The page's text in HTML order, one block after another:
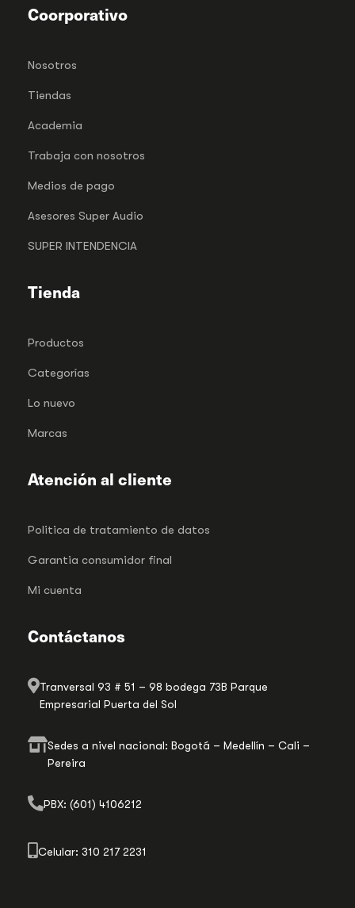
Coorporativo
Nosotros
Tiendas
Academia
Trabaja con nosotros
Medios de pago
Asesores Super Audio
SUPER INTENDENCIA
Tienda
Productos
Categorías
Lo nuevo
Marcas
Atención al cliente
Politica de tratamiento de datos
Garantia consumidor final
Mi cuenta
Contáctanos
Tranversal 93 # 51 – 98 bodega 73B Parque
Empresarial Puerta del Sol
Sedes a nivel nacional: Bogotá – Medellín – Cali –
Pereira
PBX: (601) 4106212
Celular: 310 217 2231